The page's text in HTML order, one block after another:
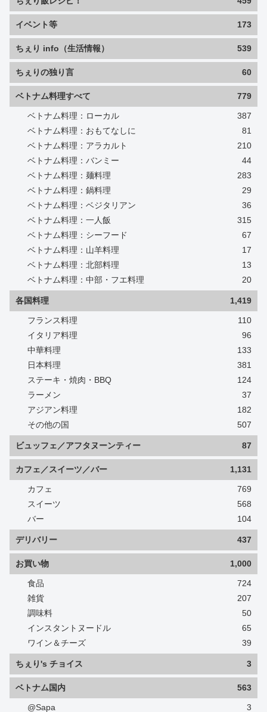
イベント等 173
ちぇり info（生活情報） 539
ちぇりの独り言 60
ベトナム料理すべて 779
ベトナム料理：ローカル
387
ベトナム料理：おもてなしに
81
ベトナム料理：アラカルト
210
ベトナム料理：バンミー
44
ベトナム料理：麺料理
283
ベトナム料理：鍋料理
29
ベトナム料理：ベジタリアン
36
ベトナム料理：一人飯
315
ベトナム料理：シーフード
67
ベトナム料理：山羊料理
17
ベトナム料理：北部料理
13
ベトナム料理：中部・フエ料理
20
各国料理 1,419
フランス料理
110
イタリア料理
96
中華料理
133
日本料理
381
ステーキ・焼肉・BBQ
124
ラーメン
37
アジアン料理
182
その他の国
507
ビュッフェ／アフタヌーンティー 87
カフェ／スイーツ／バー 1,131
カフェ
769
スイーツ
568
バー
104
デリバリー 437
お買い物 1,000
食品
724
雑貨
207
調味料
50
インスタントヌードル
65
ワイン＆チーズ
39
ちぇり's チョイス 3
ベトナム国内 563
@Sapa
3